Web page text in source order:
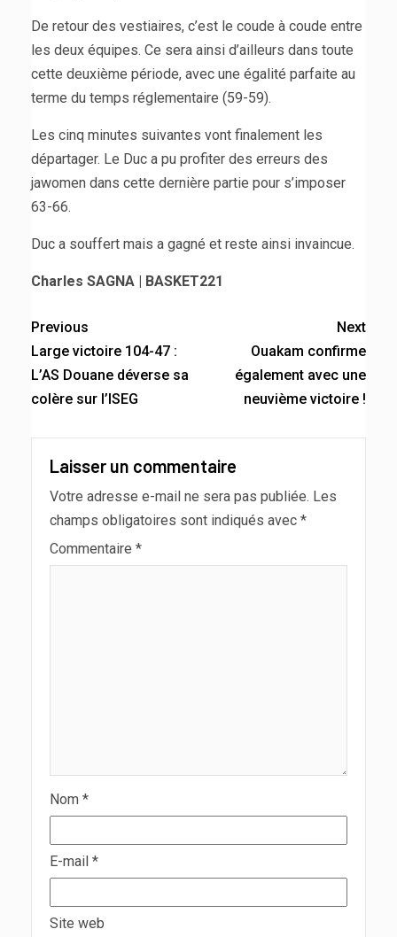
De retour des vestiaires, c’est le coude à coude entre
les deux équipes. Ce sera ainsi d’ailleurs dans toute
cette deuxième période, avec une égalité parfaite au
terme du temps réglementaire (59-59).
Les cinq minutes suivantes vont finalement les
départager. Le Duc a pu profiter des erreurs des
jawomen dans cette dernière partie pour s’imposer
63-66.
Duc a souffert mais a gagné et reste ainsi invaincue.
Charles SAGNA | BASKET221
Previous
Large victoire 104-47 :
L’AS Douane déverse sa
colère sur l’ISEG
Next
Ouakam confirme
également avec une
neuvième victoire !
Laisser un commentaire
Votre adresse e-mail ne sera pas publiée. Les
champs obligatoires sont indiqués avec *
Commentaire *
Nom *
E-mail *
Site web